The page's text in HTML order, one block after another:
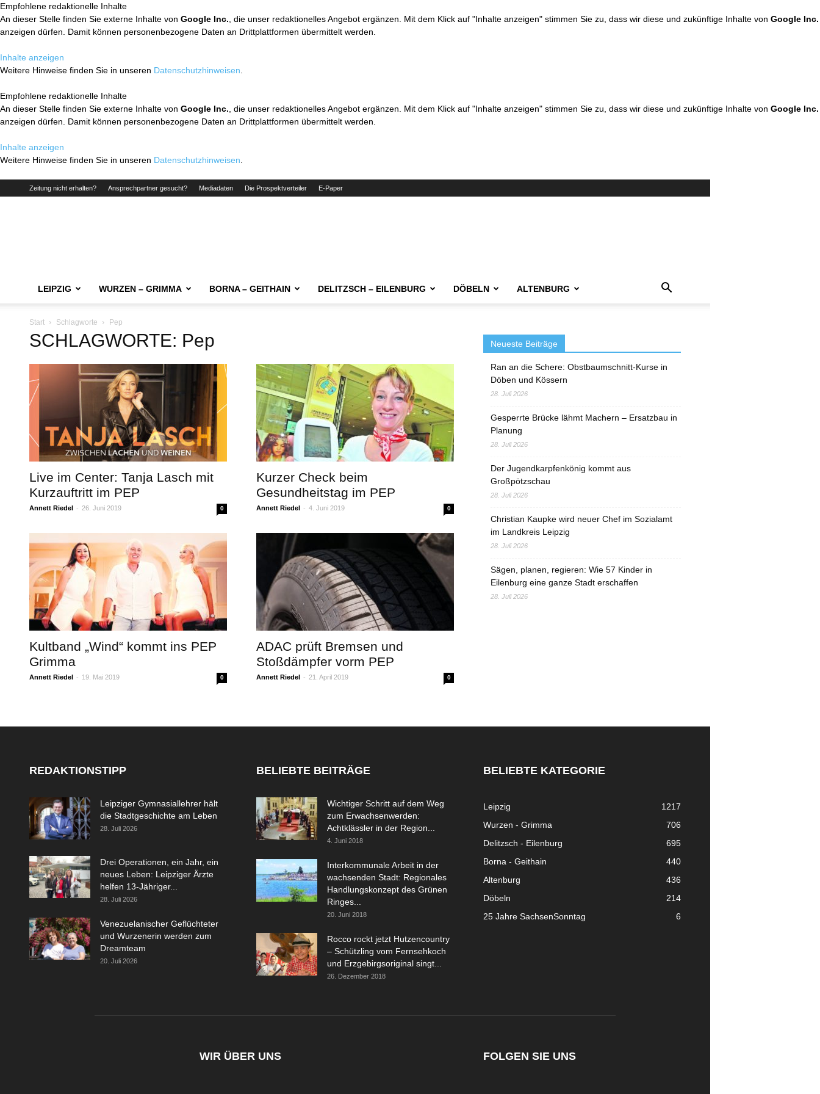
Empfohlene redaktionelle Inhalte
An dieser Stelle finden Sie externe Inhalte von Google Inc. , die unser redaktionelles Angebot ergänzen. Mit dem Klick auf "Inhalte anzeigen" stimmen Sie zu, dass wir diese und zukünftige Inhalte von Google Inc.
anzeigen dürfen. Damit können personenbezogene Daten an Drittplattformen übermittelt werden.
Inhalte anzeigen
Weitere Hinweise finden Sie in unseren Datenschutzhinweisen
Empfohlene redaktionelle Inhalte
An dieser Stelle finden Sie externe Inhalte von Google Inc. , die unser redaktionelles Angebot ergänzen. Mit dem Klick auf "Inhalte anzeigen" stimmen Sie zu, dass wir diese und zukünftige Inhalte von Google Inc.
anzeigen dürfen. Damit können personenbezogene Daten an Drittplattformen übermittelt werden.
Inhalte anzeigen
Weitere Hinweise finden Sie in unseren Datenschutzhinweisen
Zeitung nicht erhalten? Ansprechpartner gesucht? Mediadaten Die Prospektverteiler E-Paper
LEIPZIG WURZEN – GRIMMA BORNA – GEITHAIN DELITZSCH – EILENBURG DÖBELN ALTENBURG
Start Schlagworte Pep
SCHLAGWORTE: Pep
Live im Center: Tanja Lasch mit
Kurzauftritt im PEP
Annett Riedel - 26. Juni 2019 0
Kurzer Check beim
Gesundheitstag im PEP
Annett Riedel - 4. Juni 2019 0
Kultband „Wind“ kommt ins PEP
Grimma
Annett Riedel - 19. Mai 2019 0
ADAC prüft Bremsen und
Stoßdämpfer vorm PEP
Annett Riedel - 21. April 2019 0
Neueste Beiträge
Ran an die Schere: Obstbaumschnitt-Kurse in
Döben und Kössern
28. Juli 2026
Gesperrte Brücke lähmt Machern – Ersatzbau in
Planung
28. Juli 2026
Der Jugendkarpfenkönig kommt aus
Großpötzschau
28. Juli 2026
Christian Kaupke wird neuer Chef im Sozialamt
im Landkreis Leipzig
28. Juli 2026
Sägen, planen, regieren: Wie 57 Kinder in
Eilenburg eine ganze Stadt erschaffen
28. Juli 2026
REDAKTIONSTIPP
Leipziger Gymnasiallehrer hält
die Stadtgeschichte am Leben
28. Juli 2026
Drei Operationen, ein Jahr, ein
neues Leben: Leipziger Ärzte
helfen 13-Jähriger...
28. Juli 2026
Venezuelanischer Geflüchteter
und Wurzenerin werden zum
Dreamteam
20. Juli 2026
BELIEBTE BEITRÄGE
Wichtiger Schritt auf dem Weg
zum Erwachsenwerden:
Achtklässler in der Region...
4. Juni 2018
Interkommunale Arbeit in der
wachsenden Stadt: Regionales
Handlungskonzept des Grünen
Ringes...
20. Juni 2018
Rocco rockt jetzt Hutzencountry
– Schützling vom Fernsehkoch
und Erzgebirgsoriginal singt...
26. Dezember 2018
BELIEBTE KATEGORIE
Leipzig
1217
Wurzen - Grimma
706
Delitzsch - Eilenburg
695
Borna - Geithain
440
Altenburg
436
Döbeln
214
25 Jahre SachsenSonntag
6
WIR ÜBER UNS FOLGEN SIE UNS